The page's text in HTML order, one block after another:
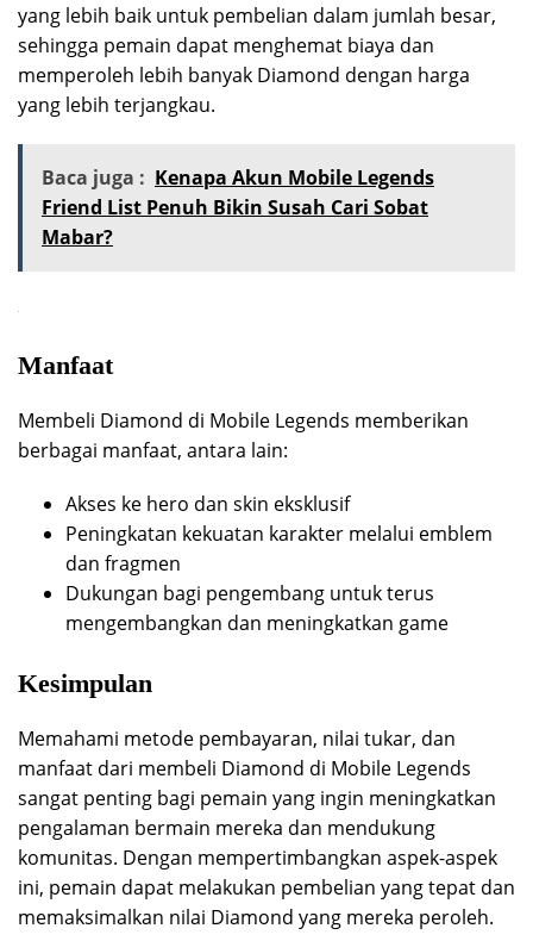
yang lebih baik untuk pembelian dalam jumlah besar,
sehingga pemain dapat menghemat biaya dan
memperoleh lebih banyak Diamond dengan harga
yang lebih terjangkau.
Baca juga : Kenapa Akun Mobile Legends
Friend List Penuh Bikin Susah Cari Sobat
Mabar?
Manfaat
Membeli Diamond di Mobile Legends memberikan
berbagai manfaat, antara lain:
Akses ke hero dan skin eksklusif
Peningkatan kekuatan karakter melalui emblem
dan fragmen
Dukungan bagi pengembang untuk terus
mengembangkan dan meningkatkan game
Kesimpulan
Memahami metode pembayaran, nilai tukar, dan
manfaat dari membeli Diamond di Mobile Legends
sangat penting bagi pemain yang ingin meningkatkan
pengalaman bermain mereka dan mendukung
komunitas. Dengan mempertimbangkan aspek-aspek
ini, pemain dapat melakukan pembelian yang tepat dan
memaksimalkan nilai Diamond yang mereka peroleh.